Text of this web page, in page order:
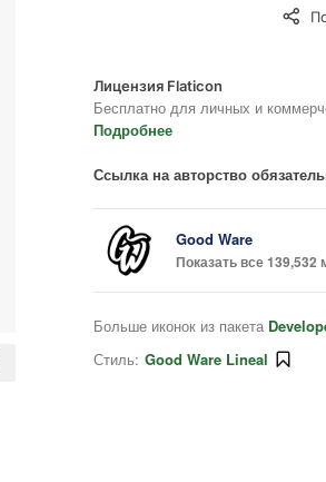
Лицензия Flaticon
Бесплатно для личных и
Подробнее
Ссылка на авторство
Good Ware
Показать все 139,532
Больше иконок из пакета
Стиль: Good Ware Lineal